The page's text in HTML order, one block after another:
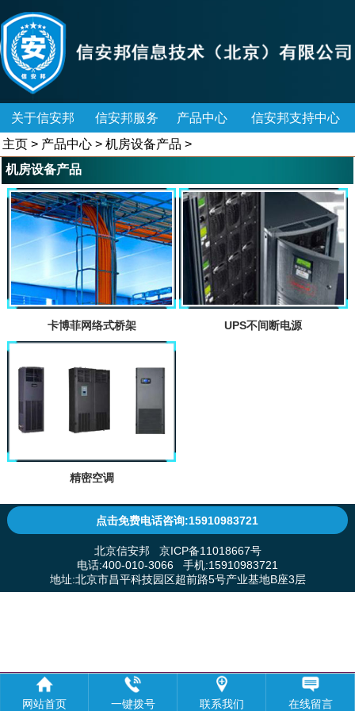
关于信安邦 信安邦服务 产品中心
信安邦支持中心
主页 > 产品中心 > 机房设备产品 >
机房设备产品
卡博菲网络式桥架 UPS不间断电源
精密空调
点击免费电话咨询:15910983721
北京信安邦 京ICP备11018667号
电话:400-010-3066 手机:15910983721
地址:北京市昌平科技园区超前路5号产业基地B座3层
网站首页 一键拨号 联系我们 在线留言